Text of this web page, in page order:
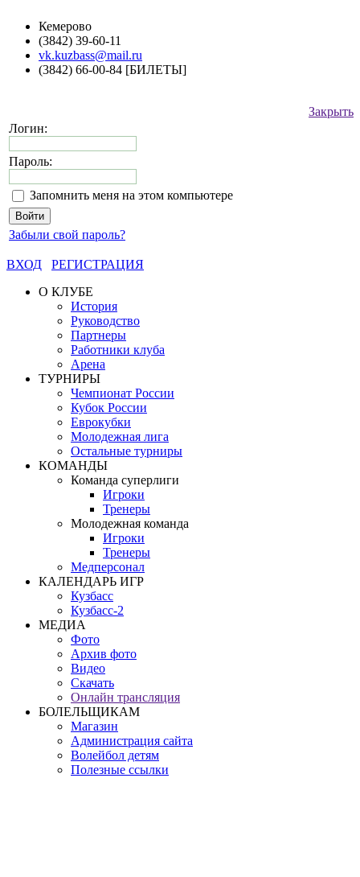
Кемерово
(3842) 39-60-11
vk.kuzbass@mail.ru
(3842) 66-00-84 [БИЛЕТЫ]
Закрыть
Логин:
Пароль:
Запомнить меня на этом компьютере
Забыли свой пароль?
ВХОД
РЕГИСТРАЦИЯ
О КЛУБЕ
История
Руководство
Партнеры
Работники клуба
Арена
ТУРНИРЫ
Чемпионат России
Кубок России
Еврокубки
Молодежная лига
Остальные турниры
КОМАНДЫ
Команда суперлиги
Игроки
Тренеры
Молодежная команда
Игроки
Тренеры
Медперсонал
КАЛЕНДАРЬ ИГР
Кузбасс
Кузбасс-2
МЕДИА
Фото
Архив фото
Видео
Скачать
Онлайн трансляция
БОЛЕЛЬЩИКАМ
Магазин
Администрация сайта
Волейбол детям
Полезные ссылки